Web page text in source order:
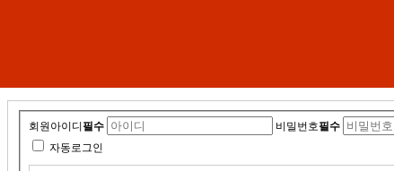
회원아이디 필수 비밀번호필수
자동로그인